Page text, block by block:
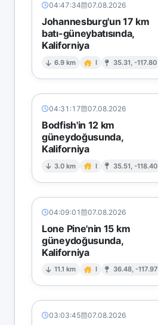
04:47:34 07.08.2026
Johannesburg'un 17 km
batı-güneybatısında,
Kaliforniya
6.9 km I 35.31, -117.80
04:31:17 07.08.2026
Bodfish'in 12 km
güneydoğusunda,
Kaliforniya
3.0 km I 35.51, -118.40
04:09:01 07.08.2026
Lone Pine'nin 15 km
güneydoğusunda,
Kaliforniya
11.1 km I 36.48, -117.97
03:03:45 07.08.2026